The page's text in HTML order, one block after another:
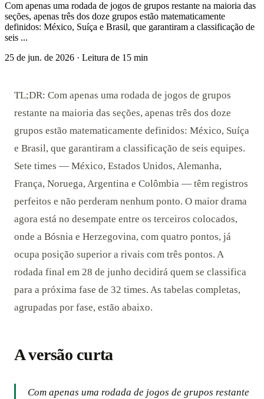
Com apenas uma rodada de jogos de grupos restante na maioria das
seções, apenas três dos doze grupos estão matematicamente
definidos: México, Suíça e Brasil, que garantiram a classificação de
seis ...
25 de jun. de 2026 · Leitura de 15 min
TL;DR: Com apenas uma rodada de jogos de grupos
restante na maioria das seções, apenas três dos doze
grupos estão matematicamente definidos: México, Suíça
e Brasil, que garantiram a classificação de seis equipes.
Sete times — México, Estados Unidos, Alemanha,
França, Noruega, Argentina e Colômbia — têm registros
perfeitos e não perderam nenhum ponto. O maior drama
agora está no desempate entre os terceiros colocados,
onde a Bósnia e Herzegovina, com quatro pontos, já
ocupa posição superior a rivais com três pontos. A
rodada final em 28 de junho decidirá quem se classifica
para a próxima fase de 32 times. As tabelas completas,
agrupadas por fase, estão abaixo.
A versão curta
Com apenas uma rodada de jogos de grupos restante